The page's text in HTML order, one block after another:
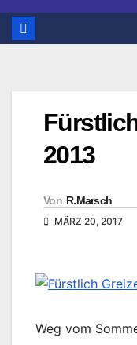
2013
Von R.Marsch
MÄRZ 20, 2017
Weg vom